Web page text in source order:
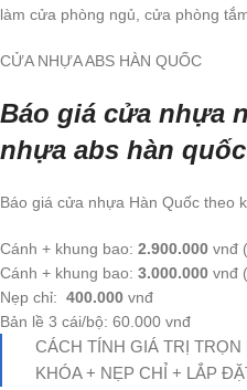
làm cửa phòng ngủ, cửa phòng
CỬA NHỰA ABS HÀN QUỐC
Báo giá cửa nhựa
nhựa abs hàn quốc
Báo giá cửa nhựa Hàn Quốc theo
Cánh + khung bao: 2.900.000 vnđ
Cánh + khung bao: 3.000.000 vnđ
Nẹp chỉ: 400.000 vnđ
Bản lề 3 cái/bộ: 60.000 vnđ
CÁCH TÍNH GIÁ TRỊ
KHÓA + NẸP CHỈ + LẮP